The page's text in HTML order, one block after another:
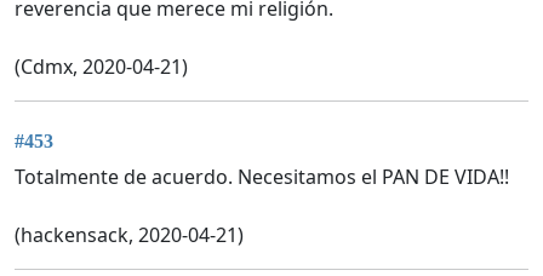
reverencia que merece mi religión.
(Cdmx, 2020-04-21)
#453
Totalmente de acuerdo. Necesitamos el PAN DE VIDA!!
(hackensack, 2020-04-21)